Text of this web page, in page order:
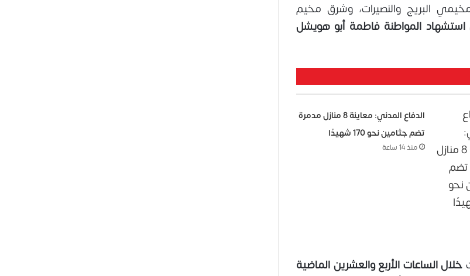
البريج والنصيرات، وشرق مخيم
استشهاد المواطنة فاطمة أبو هويشل
الدفاع المدني: معاينة 8 منازل مدمرة
تضم جثامين نحو 170 شهيدًا
منذ 14 ساعة
خلال الساعات الأربع والعشرين الماضية